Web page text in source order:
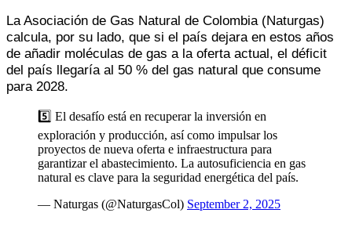
La Asociación de Gas Natural de Colombia (Naturgas)
calcula, por su lado, que si el país dejara en estos años
de añadir moléculas de gas a la oferta actual, el déficit
del país llegaría al 50 % del gas natural que consume
para 2028.
5️⃣ El desafío está en recuperar la inversión en
exploración y producción, así como impulsar los
proyectos de nueva oferta e infraestructura para
garantizar el abastecimiento. La autosuficiencia en gas
natural es clave para la seguridad energética del país.
— Naturgas (@NaturgasCol) September 2, 2025